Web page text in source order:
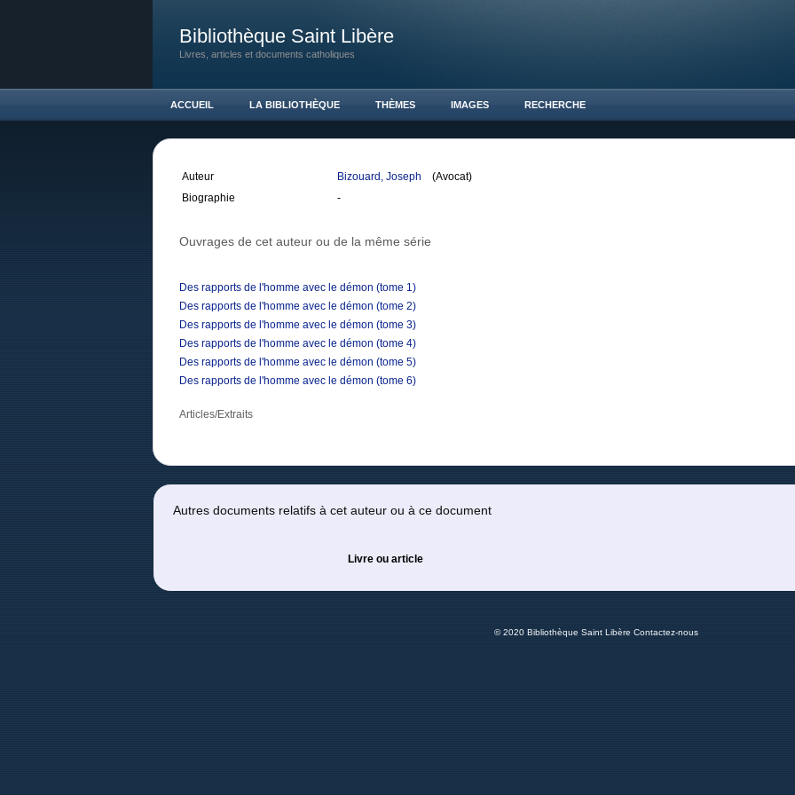
Bibliothèque Saint Libère
Livres, articles et documents catholiques
ACCUEIL LA BIBLIOTHÈQUE THÈMES IMAGES RECHERCHE
Auteur Bizouard, Joseph
(Avocat)
Biographie
-
Ouvrages de cet auteur ou de la même série
Des rapports de l'homme avec le démon (tome 1)
Des rapports de l'homme avec le démon (tome 2)
Des rapports de l'homme avec le démon (tome 3)
Des rapports de l'homme avec le démon (tome 4)
Des rapports de l'homme avec le démon (tome 5)
Des rapports de l'homme avec le démon (tome 6)
Articles/Extraits
Autres documents relatifs à cet auteur ou à ce document
Livre ou article
© 2020 Bibliothèque Saint Libère Contactez-nous